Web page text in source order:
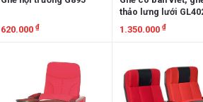
620.000 ₫
thảo lưng lưới
1.350.000₫